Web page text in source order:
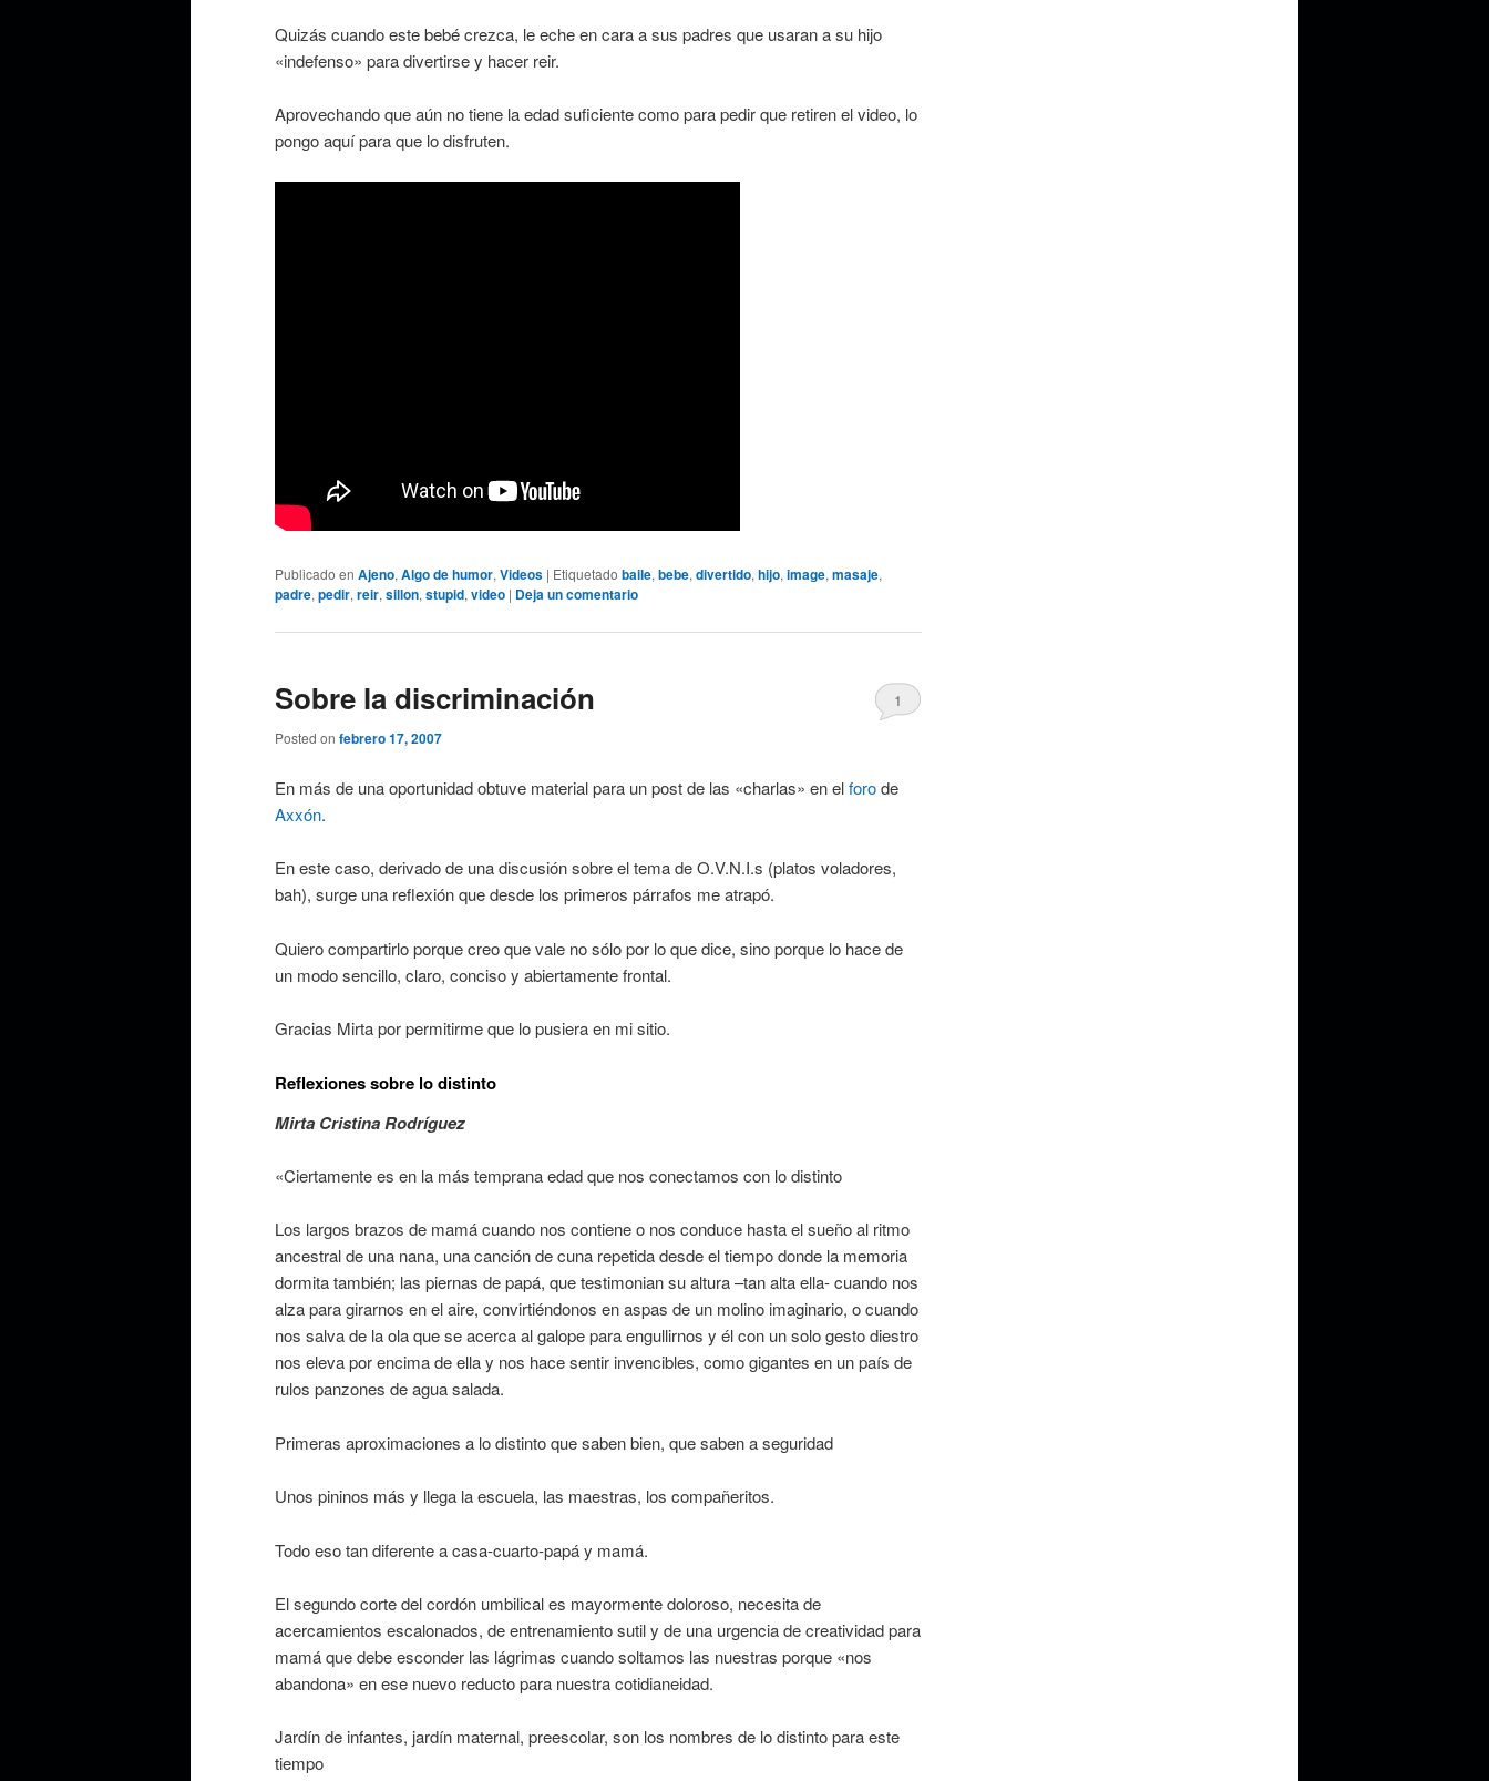
Quizás cuando este bebé crezca, le eche en cara a sus padres que usaran a su hijo
«indefenso» para divertirse y hacer reir.
Aprovechando que aún no tiene la edad suficiente como para pedir que retiren el video, lo
pongo aquí para que lo disfruten.
Publicado en Ajeno, Algo de humor, Videos | Etiquetado baile, bebe, divertido, hijo, image, masaje,
padre, pedir, reir, sillon, stupid, video | Deja un comentario
Sobre la discriminación
Posted on febrero 17, 2007
1
En más de una oportunidad obtuve material para un post de las «charlas» en elforode
Axxón.
En este caso, derivado de una discusión sobre el tema de O.V.N.I.s (platos voladores,
bah), surge una reflexión que desde los primeros párrafos me atrapó.
Quiero compartirlo porque creo que vale no sólo por lo que dice, sino porque lo hace de
un modo sencillo, claro, conciso y abiertamente frontal.
Gracias Mirta por permitirme que lo pusiera en mi sitio.
Reflexiones sobre lo distinto
Mirta Cristina Rodríguez
«Ciertamente es en la más temprana edad que nos conectamos con lo distinto
Los largos brazos de mamá cuando nos contiene o nos conduce hasta el sueño al ritmo
ancestral de una nana, una canción de cuna repetida desde el tiempo donde la memoria
dormita también; las piernas de papá, que testimonian su altura –tan alta ella- cuando nos
alza para girarnos en el aire, convirtiéndonos en aspas de un molino imaginario, o cuando
nos salva de la ola que se acerca al galope para engullirnos y él con un solo gesto diestro
nos eleva por encima de ella y nos hace sentir invencibles, como gigantes en un país de
rulos panzones de agua salada.
Primeras aproximaciones a lo distinto que saben bien, que saben a seguridad
Unos pininos más y llega la escuela, las maestras, los compañeritos.
Todo eso tan diferente a casa-cuarto-papá y mamá.
El segundo corte del cordón umbilical es mayormente doloroso, necesita de
acercamientos escalonados, de entrenamiento sutil y de una urgencia de creatividad para
mamá que debe esconder las lágrimas cuando soltamos las nuestras porque «nos
abandona» en ese nuevo reducto para nuestra cotidianeidad.
Jardín de infantes, jardín maternal, preescolar, son los nombres de lo distinto para este
tiempo